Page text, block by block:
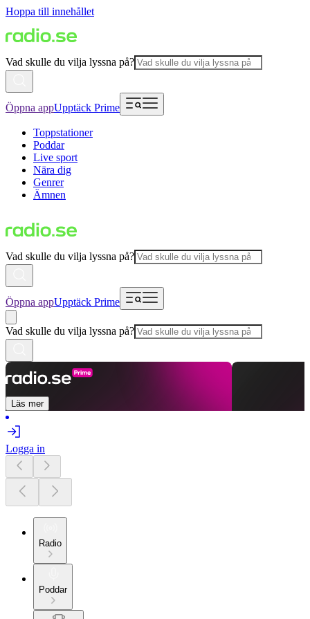
Hoppa till innehållet
Vad skulle du vilja lyssna på?
Öppna appUpptäck Prime
Toppstationer
Poddar
Live sport
Nära dig
Genrer
Ämnen
Vad skulle du vilja lyssna på?
Öppna appUpptäck Prime
Vad skulle du vilja lyssna på?
Läs mer
Logga in
Radio
Poddar